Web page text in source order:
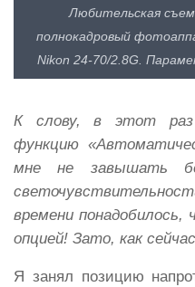
Любительская
полнокадровый
Nikon 24-70/2.8G.
К слову, в этот раз
функцию
мне не завышать
времени
опцией! Зато, как
Я занял позицию